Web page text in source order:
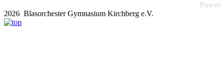
2026 Blasorchester Gymnasium Kirchberg e.V.